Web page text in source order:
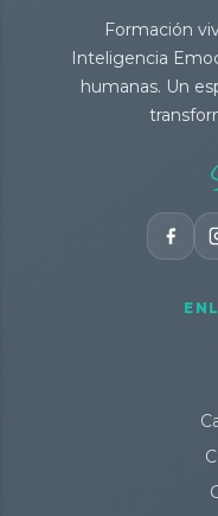
Formación
Inteligencia
humanas. Un